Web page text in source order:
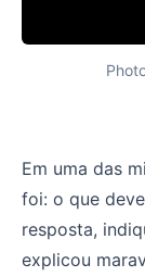
As empresas
Em uma das
foi: o que
resposta,
explicou